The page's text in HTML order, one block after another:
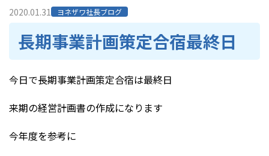
2020.01.31 ヨネザワ社長ブログ
長期事業計画策定合宿最終日
今日で長期事業計画策定合宿は最終日
来期の経営計画書の作成になります
今年度を参考に